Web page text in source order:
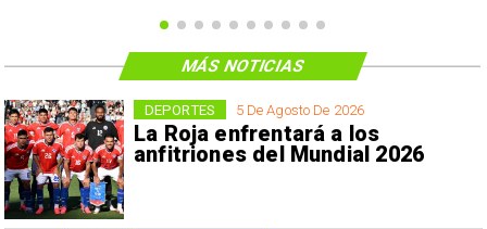
5 De Agosto De 2026
La Roja enfrentará a los
anfitriones del Mundial 2026
DEPORTES
MÁS NOTICIAS